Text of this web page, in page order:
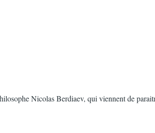
Nicolas Berdiaev, qui viennent de